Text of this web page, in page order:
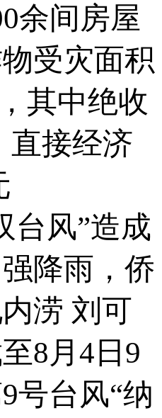
余间房屋
受灾面积
其中绝收
直接经济
”造成
降雨，侨
涝 刘可
月4日9
号台风“纳